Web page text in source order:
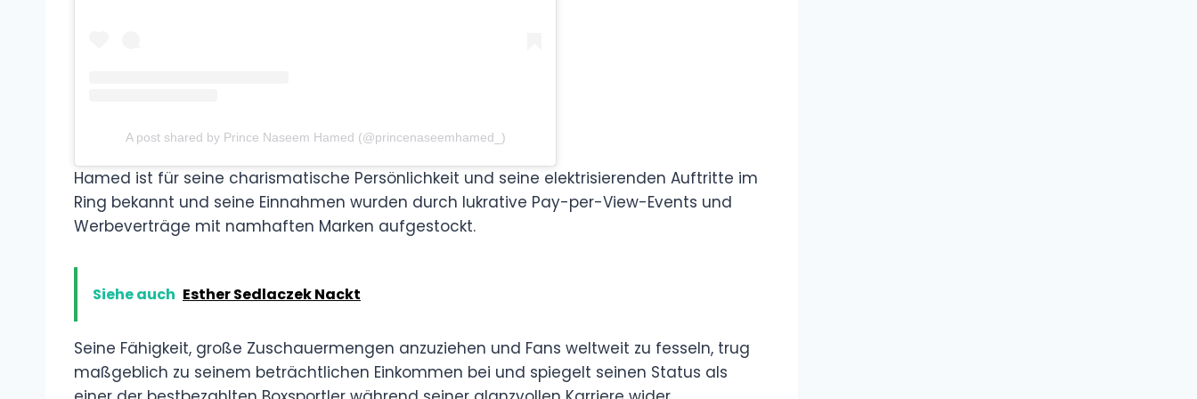
A post shared by Prince Naseem Hamed (@princenaseemhamed_)
Hamed ist für seine charismatische Persönlichkeit und seine elektrisierenden Auftritte im
Ring bekannt und seine Einnahmen wurden durch lukrative Pay-per-View-Events und
Werbeverträge mit namhaften Marken aufgestockt.
Siehe auch Esther Sedlaczek Nackt
Seine Fähigkeit, große Zuschauermengen anzuziehen und Fans weltweit zu fesseln, trug
maßgeblich zu seinem beträchtlichen Einkommen bei und spiegelt seinen Status als